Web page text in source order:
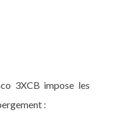
3XCB impose les
: